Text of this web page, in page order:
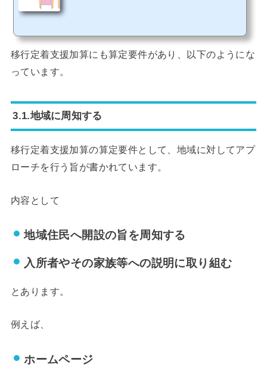
移行定着支援加算にも算定要件があり、以下のようにな
っています。
3.1.地域に周知する
移行定着支援加算の算定要件として、地域に対してアプ
ローチを行う旨が書かれています。
内容として
地域住民へ開設の旨を周知する
入所者やその家族等への説明に取り組む
とあります。
例えば、
ホームページ